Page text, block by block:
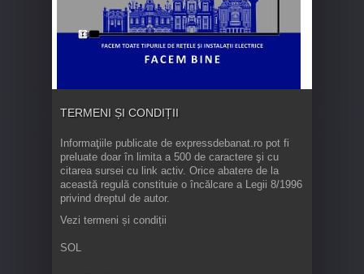
TERMENI ȘI CONDIȚII
Informaţiile publicate de expressdebanat.ro pot fi
preluate doar în limita a 500 de caractere şi cu
citarea sursei cu link activ. Orice abatere de la
această regulă constituie o încălcare a Legii 8/1996
privind dreptul de autor.
Vezi termeni și condiții
SOL